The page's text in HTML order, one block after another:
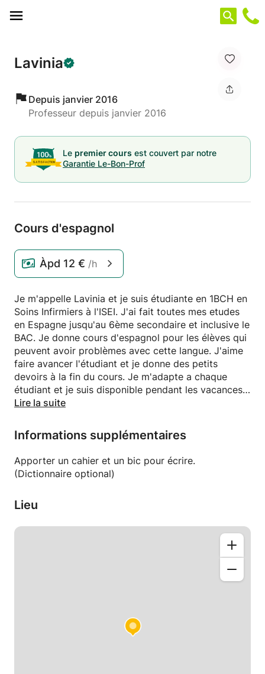
Lavinia
Depuis janvier 2016
Professeur depuis janvier 2016
Le premier cours est couvert par notre
Garantie Le-Bon-Prof
Cours d'espagnol
Àpd 12 € /h
Je m'appelle Lavinia et je suis étudiante en 1BCH en
Soins Infirmiers à l'ISEI. J'ai fait toutes mes etudes
en Espagne jusqu'au 6ème secondaire et inclusive le
BAC. Je donne cours d'espagnol pour les élèves qui
peuvent avoir problèmes avec cette langue. J'aime
faire avancer l'étudiant et je donne des petits
devoirs à la fin du cours. Je m'adapte a chaque
étudiant et je suis disponible pendant les vacances
scolaires, les dimanches et chaque semaine j'ai aussi
roumain(haut niveau) et anglais(niveau
intermédiaire).
Lire la suite
Informations supplémentaires
Apporter un cahier et un bic pour écrire.
(Dictionnaire optional)
Lieu